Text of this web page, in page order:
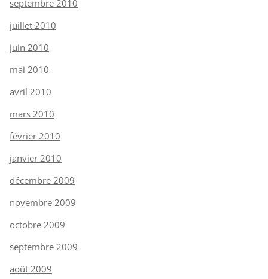
septembre 2010
juillet 2010
juin 2010
mai 2010
avril 2010
mars 2010
février 2010
janvier 2010
décembre 2009
novembre 2009
octobre 2009
septembre 2009
août 2009